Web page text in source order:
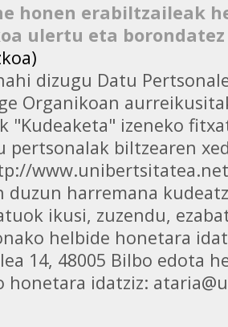
honen erabiltzaileak
ulertu eta
dizugu Datu
Organikoan
"Kudeaketa" izeneko
pertsonalak biltzearen
duzun harremana
ikusi, zuzendu,
helbide honetara
14, 48005 Bilbo edota
honetara idatziz: